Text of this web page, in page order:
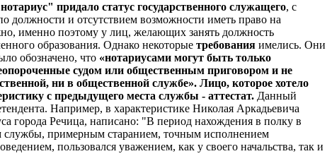
придало статус государственного служащего, с
должности и отсутствием возможности иметь право на
именно поэтому у лиц, желающих занять должность
образования. Однако некоторые требования имелись. Они
обозначено, что «нотариусами могут быть только
судом или общественным приговором и не
ни в общественной службе». Лицо, которое хотело
с предыдущего места службы - аттестат. Данный
Например, в характеристике Николая Аркадьевича
города Речица, написано: "В период нахождения в полку в
службы, примерным старанием, точным исполнением
пользовался уважением, как у своего начальства, так и